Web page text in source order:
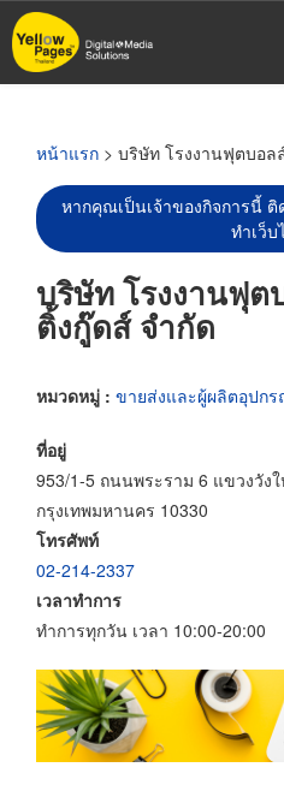
ข้าม
ไป
หน้าแรก > บริษัท โรงงานฟุตบอ
หากคุณเป็นเจ้าของกิจการนี้
ทำเว็บ
บริษัท โรงงานฟุ
ติ้งกู๊ดส์ จำกัด
หมวดหมู่ : ขายส่งและผู้ผลิตอุปก
ที่อยู่
953/1-5 ถนนพระราม 6 แขวงวัง
กรุงเทพมหานคร 10330
โทรศัพท์
02-214-2337
เวลาทำการ
ทำการทุกวัน เวลา 10:00-20:00